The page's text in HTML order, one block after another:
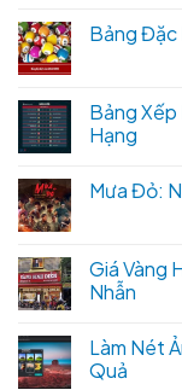
Bảng Đặc
Bảng Xếp
Hạng
Mưa Đỏ:
Giá Vàng
Nhẫn
Làm Nét
Quả